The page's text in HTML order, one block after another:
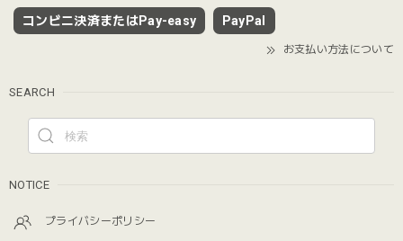
コンビニ決済またはPay-easy PayPal
お支払い方法について
SEARCH
NOTICE
プライバシーポリシー